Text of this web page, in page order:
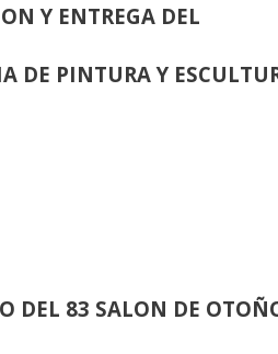
Y ENTREGA DEL
DE PINTURA Y
DEL 83 SALON DE